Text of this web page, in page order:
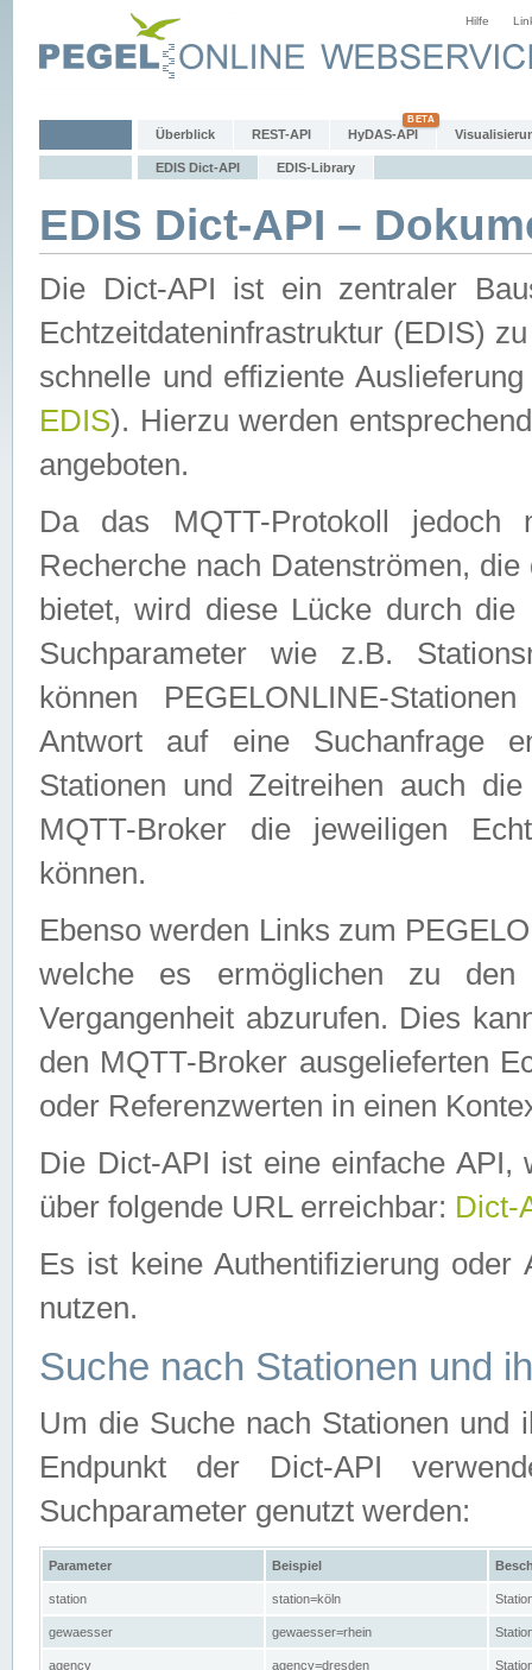
Hilfe
Überblick REST-API HyDAS-API
EDIS Dict-API EDIS-Library
EDIS Dict-API –
Die Dict-API ist ein zentraler
Echtzeitdateninfrastruktur (EDIS)
schnelle und effiziente
EDIS). Hierzu werden
angeboten.
Da das MQTT-Protokoll jedoch
Recherche nach Datenströmen,
bietet, wird diese Lücke durch die
Suchparameter wie z.B.
können PEGELONLINE-
Antwort auf eine Suchanfrage
Stationen und Zeitreihen auch
MQTT-Broker die jeweiligen
können.
Ebenso werden Links zum
welche es ermöglichen zu den
Vergangenheit abzurufen. Dies
den MQTT-Broker ausgelieferten
oder Referenzwerten in einen
Die Dict-API ist eine einfache API,
über folgende URL erreichbar: Dict-
Es ist keine Authentifizierung
nutzen.
Suche nach Stationen und
Um die Suche nach Stationen und
Endpunkt der Dict-API
Suchparameter genutzt werden:
Parameter Beispiel
station station=köln
gewaesser gewaesser=rhein
agency agency=dresden